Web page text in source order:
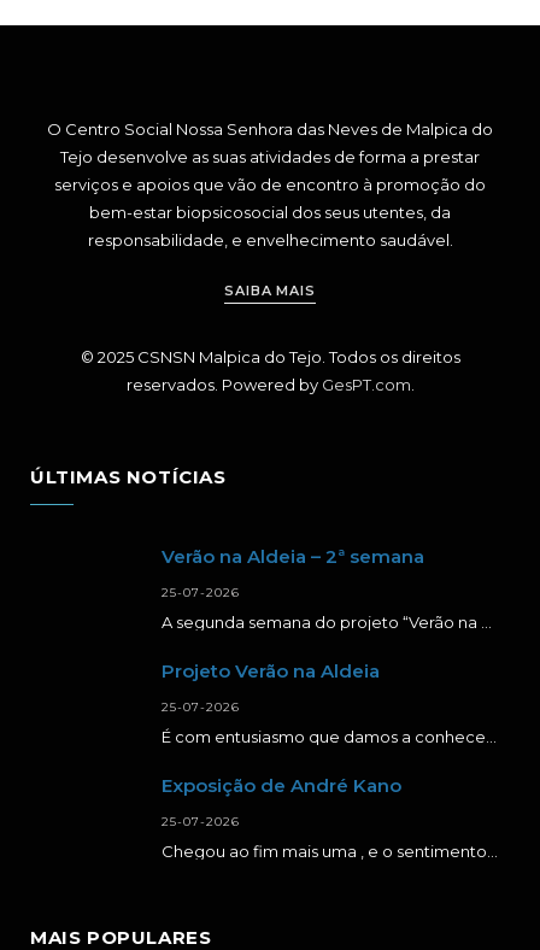
O Centro Social Nossa Senhora das Neves de Malpica do
Tejo desenvolve as suas atividades de forma a prestar
serviços e apoios que vão de encontro à promoção do
bem-estar biopsicosocial dos seus utentes, da
responsabilidade, e envelhecimento saudável.
SAIBA MAIS
© 2025 CSNSN Malpica do Tejo. Todos os direitos
reservados. Powered by GesPT.com.
ÚLTIMAS NOTÍCIAS
Verão na Aldeia – 2ª semana
25-07-2026
A segunda semana do projeto “Verão na Aldeia” foi repleta de momentos de aprendizagem, criatividade…
Projeto Verão na Aldeia
25-07-2026
É com entusiasmo que damos a conhecer a primeira semana da segunda edição do projeto…
Exposição de André Kano
25-07-2026
Chegou ao fim mais uma , e o sentimento é de muita gratidão. Agradecer a…
MAIS POPULARES